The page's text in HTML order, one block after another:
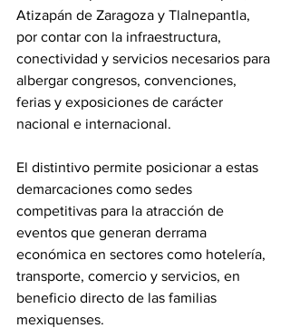
Atizapán de Zaragoza y Tlalnepantla,
por contar con la infraestructura,
conectividad y servicios necesarios para
albergar congresos, convenciones,
ferias y exposiciones de carácter
nacional e internacional.
El distintivo permite posicionar a estas
demarcaciones como sedes
competitivas para la atracción de
eventos que generan derrama
económica en sectores como hotelería,
transporte, comercio y servicios, en
beneficio directo de las familias
mexiquenses.